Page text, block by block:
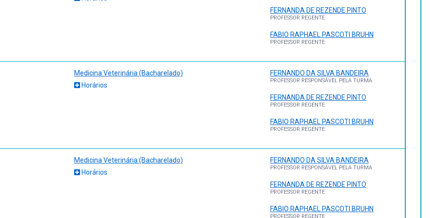
FERNANDA DE REZENDE PINTO
PROFESSOR REGENTE
FABIO RAPHAEL PASCOTI BRUHN
PROFESSOR REGENTE
Medicina Veterinária (Bacharelado)
Horários
FERNANDO DA SILVA BANDEIRA
PROFESSOR RESPONSÁVEL PELA TURMA
FERNANDA DE REZENDE PINTO
PROFESSOR REGENTE
FABIO RAPHAEL PASCOTI BRUHN
PROFESSOR REGENTE
Medicina Veterinária (Bacharelado)
Horários
FERNANDO DA SILVA BANDEIRA
PROFESSOR RESPONSÁVEL PELA TURMA
FERNANDA DE REZENDE PINTO
PROFESSOR REGENTE
FABIO RAPHAEL PASCOTI BRUHN
PROFESSOR REGENTE